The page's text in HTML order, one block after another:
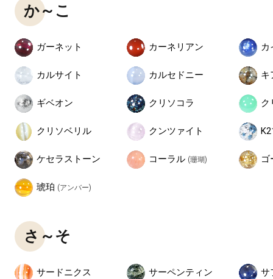
か～こ
ガーネット カーネリアン カ
カルサイト カルセドニー キ
ギベオン クリソコラ ク
クリソベリル クンツァイト
ケセラストーン コーラル (珊瑚) ゴ
琥珀 (アンバー)
さ～そ
サードニクス サーペンティン サ